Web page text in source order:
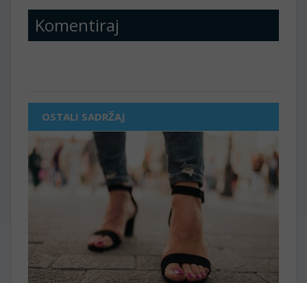
Komentiraj
OSTALI SADRŽAJ